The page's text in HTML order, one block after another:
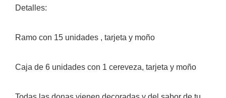
Detalles:
Ramo con 15 unidades , tarjeta y moño
Caja de 6 unidades con 1 cereveza, tarjeta y moño